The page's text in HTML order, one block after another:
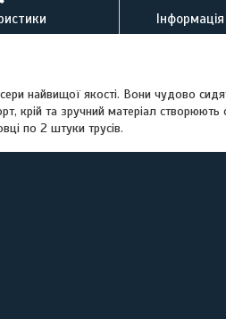
найвищої якості. Вони чудово
крій та зручний матеріал
по 2 штуки трусів.